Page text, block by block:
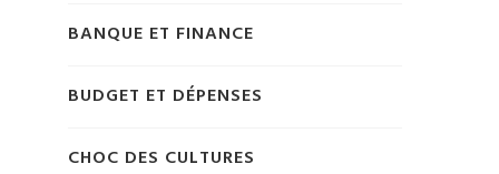
BANQUE ET FINANCE
BUDGET ET DÉPENSES
CHOC DES CULTURES